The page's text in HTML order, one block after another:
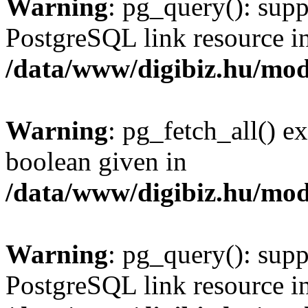
Warning: pg_query():
PostgreSQL link resource
/data/www/digibiz.hu/
Warning: pg_fetch_all()
boolean given in
/data/www/digibiz.hu/
Warning: pg_query():
PostgreSQL link resource